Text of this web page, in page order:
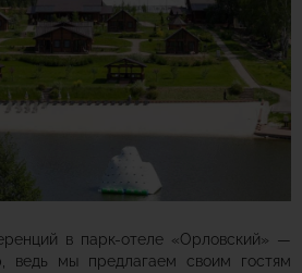
в парк-отеле «Орловский» —
ведь мы предлагаем своим гостям